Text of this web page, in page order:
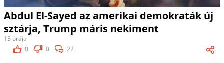
Abdul El-Sayed az amerikai demokraták új
sztárja, Trump máris nekiment
13 órája
0
0 22